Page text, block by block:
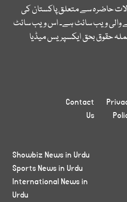
حاضرہ سے متعلق پاکستان کی
والی ویب سائٹ ہے۔ اس ویب سائٹ
حقوق بحق ایکسپریس میڈیا
Contact
Us
Showbiz News in Urdu
Sports News in Urdu
International News in
Urdu